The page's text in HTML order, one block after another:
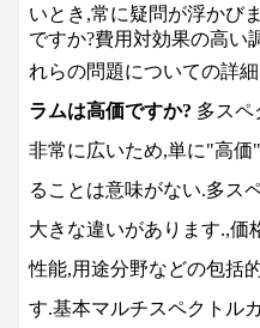
いとき,常に疑問が浮かび
ですか?費用対効果の高い
れらの問題についての詳
ラムは高価ですか? 多スペ
非常に広いため,単に"高
ることは意味がない.多ス
大きな違いがあります.,価
性能,用途分野などの包括
す.基本マルチスペクトル